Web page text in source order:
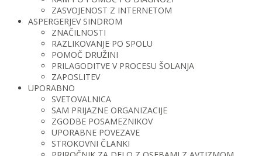
ZASVOJENOST Z INTERNETOM
ASPERGERJEV SINDROM
ZNAČILNOSTI
RAZLIKOVANJE PO SPOLU
POMOČ DRUŽINI
PRILAGODITVE V PROCESU ŠOLANJA
ZAPOSLITEV
UPORABNO
SVETOVALNICA
SAM PRIJAZNE ORGANIZACIJE
ZGODBE POSAMEZNIKOV
UPORABNE POVEZAVE
STROKOVNI ČLANKI